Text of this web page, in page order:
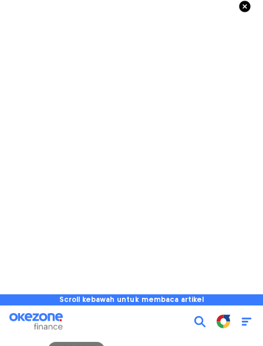
Scroll kebawah untuk membaca artikel